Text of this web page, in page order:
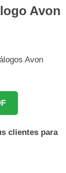
Avon
Avon
clientes para